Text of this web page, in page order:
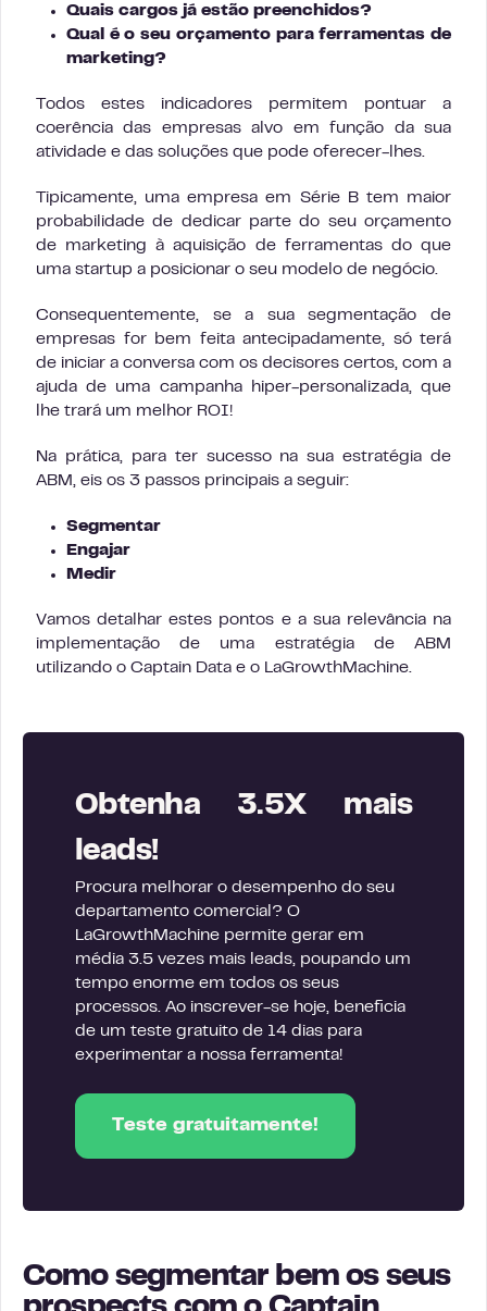
Quais cargos já estão preenchidos?
Qual é o seu orçamento para ferramentas de
marketing?
Todos estes indicadores permitem pontuar a
coerência das empresas alvo em função da sua
atividade e das soluções que pode oferecer-lhes.
Tipicamente, uma empresa em Série B tem maior
probabilidade de dedicar parte do seu orçamento
de marketing à aquisição de ferramentas do que
uma startup a posicionar o seu modelo de negócio.
Consequentemente, se a sua segmentação de
empresas for bem feita antecipadamente, só terá
de iniciar a conversa com os decisores certos, com a
ajuda de uma campanha hiper-personalizada, que
lhe trará um melhor ROI!
Na prática, para ter sucesso na sua estratégia de
ABM, eis os 3 passos principais a seguir:
Segmentar
Engajar
Medir
Vamos detalhar estes pontos e a sua relevância na
implementação de uma estratégia de ABM
utilizando o Captain Data e o LaGrowthMachine.
Obtenha 3.5X mais
leads!
Procura melhorar o desempenho do seu
departamento comercial? O
LaGrowthMachine permite gerar em
média 3.5 vezes mais leads, poupando um
tempo enorme em todos os seus
processos. Ao inscrever-se hoje, beneficia
de um teste gratuito de 14 dias para
experimentar a nossa ferramenta!
Teste gratuitamente!
Como segmentar bem os seus